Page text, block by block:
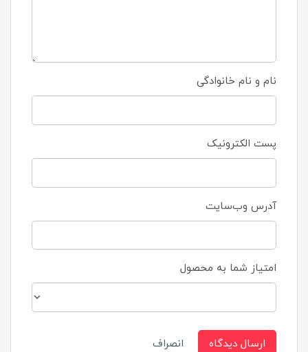
نام و نام خانوادگی
پست الکترونیک
آدرس وب‌سایت
امتیاز شما به محصول
ارسال دیدگاه انصراف